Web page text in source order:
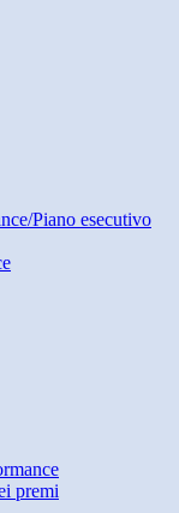
Piano esecutivo
premi